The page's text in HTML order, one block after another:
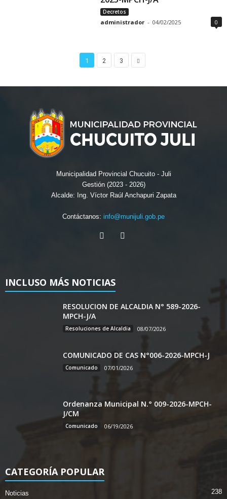
Decretos
administrador - 04/02/2025 0
1 2 3
Municipalidad Provincial Chucuito - Juli
Gestión (2023 - 2026)
Alcalde: Ing. Víctor Raúl Anchapuri Zapata
Contáctanos: info@munijuli.gob.pe
INCLUSO MÁS NOTICIAS
RESOLUCION DE ALCALDIA N° 589-2026-
MPCH-J/A
Resoluciones de Alcaldia 08/07/2026
COMUNICADO DE CAS N°006-2026-MPCH-J
Comunicado 07/01/2026
Ordenanza Municipal N.° 009-2026-MPCH-
J/CM
Comunicado 06/19/2026
CATEGORÍA POPULAR
Noticias 238